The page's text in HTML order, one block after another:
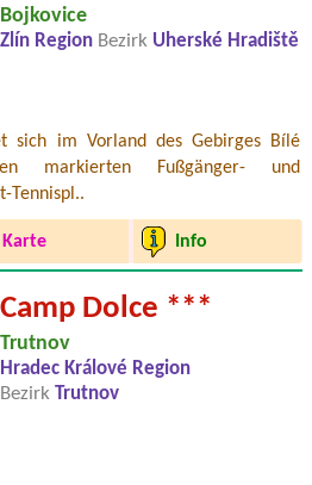
Bojkovice
Zlín Region Bezirk Uherské Hradiště
sich im Vorland des Gebirges Bílé
markierten Fußgänger- und
Tennispl..
Karte Info
Camp Dolce ***
Trutnov
Hradec Králové Region
Bezirk
Trutnov